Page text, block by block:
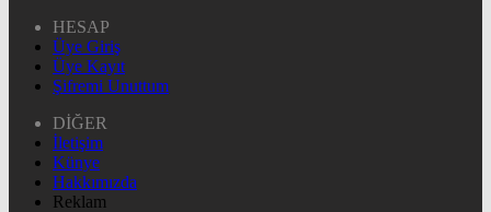
HESAP
Üye Giriş
Üye Kayıt
Şifremi Unuttum
DİĞER
İletişim
Künye
Hakkımızda
Reklam